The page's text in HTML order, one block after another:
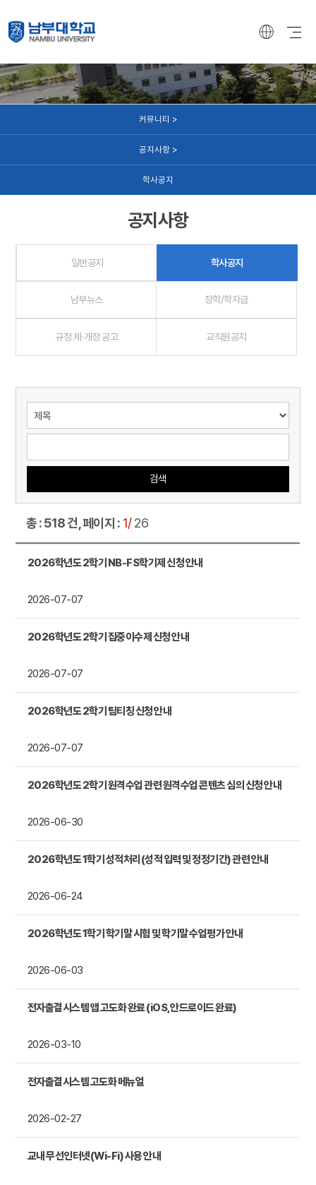
커뮤니티 >
공지사항 >
학사공지
공지사항
일반공지 학사공지
남부뉴스 장학/학자금
규정 제·개정 공고 교직원공지
검색
총 : 518 건, 페이지 : 1/26
2026학년도 2학기 NB-FS학기제 신청 안내
2026-07-07
2026학년도 2학기 집중이수제 신청 안내
2026-07-07
2026학년도 2학기 팀티칭 신청 안내
2026-07-07
2026학년도 2학기 원격수업 관련 원격수업 콘텐츠 심의 신청 안내
2026-06-30
2026학년도 1학기 성적처리(성적 입력 및 정정기간) 관련 안내
2026-06-24
2026학년도 1학기 학기말 시험 및 학기말 수업평가 안내
2026-06-03
전자출결시스템 앱 고도화 완료 (iOS, 안드로이드 완료)
2026-03-10
전자출결시스템 고도화 메뉴얼
2026-02-27
교내 무선인터넷(Wi-Fi) 사용 안내